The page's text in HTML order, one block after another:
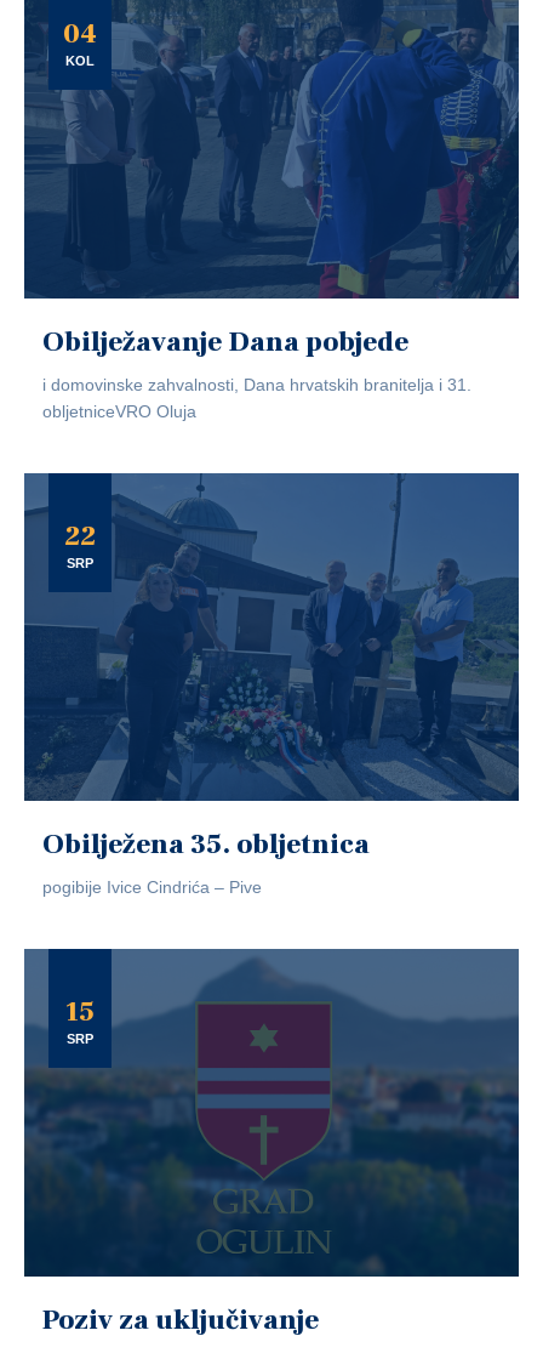
04
KOL
Obilježavanje Dana pobjede
i domovinske zahvalnosti, Dana hrvatskih branitelja i 31.
obljetniceVRO Oluja
22
SRP
Obilježena 35. obljetnica
pogibije Ivice Cindrića – Pive
15
SRP
Poziv za uključivanje